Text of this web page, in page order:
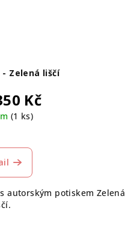
Zelená liščí
Kč
(1 ks)
hodnocení
produktu
z
5
autorským potiskem Zelená